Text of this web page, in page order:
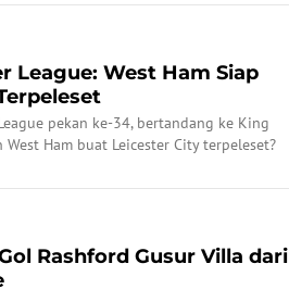
League: West Ham Siap
pekan ke-34, bertandang ke King
West Ham buat Leicester City terpeleset?
Rashford Gusur Villa dari